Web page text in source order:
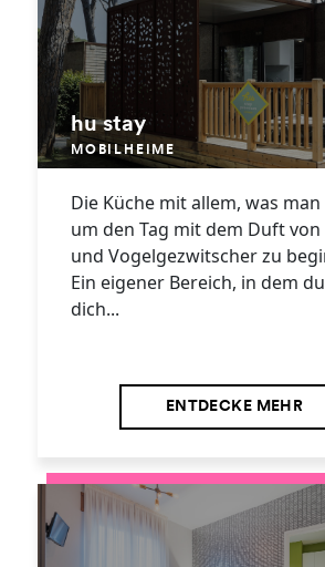
hu stay
MOBILHEIME
Die Küche mit allem, was
um den Tag mit dem Duft von
und Vogelgezwitscher zu
Ein eigener Bereich, in dem
dich...
ENTDECKE MEHR